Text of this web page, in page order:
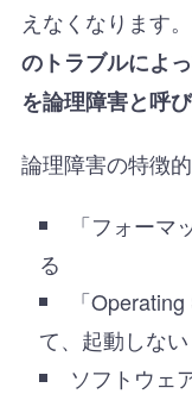
えなくなります
のトラブルによ
を論理障害と呼び
論理障害の特徴
「フォー
る
「
て、起動しない
ソフトウェ